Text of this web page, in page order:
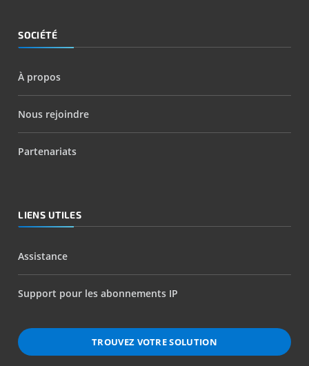
SOCIÉTÉ
À propos
Nous rejoindre
Partenariats
LIENS UTILES
Assistance
Support pour les abonnements IP
TROUVEZ VOTRE SOLUTION